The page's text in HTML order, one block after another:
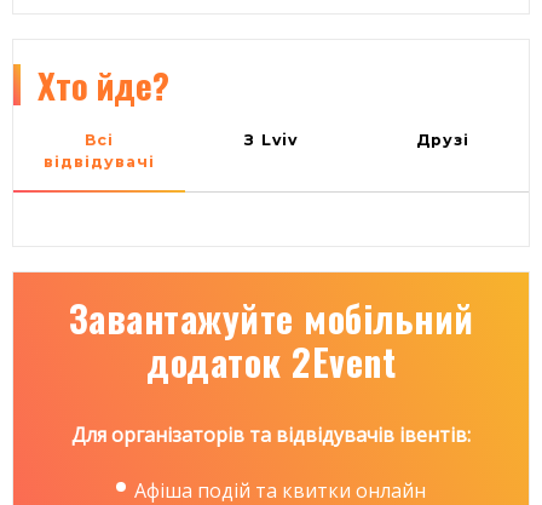
створювати ікону на склі у А4 форматі.
Після завершення курсу ти отримаєш готову
також чудові емоції від процесу створення.
Вартість курсу на 2 заняття - 450 грн.
Хто йде?
Всі
відвідувачі
З Lviv Друзі
Завантажуйте мобільний
додаток 2Event
Для організаторів та відвідувачів івентів:
Афіша подій та квитки онлайн